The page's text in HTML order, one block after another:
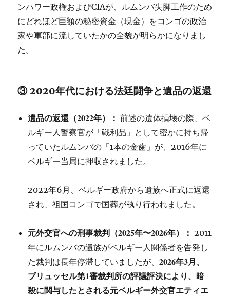
ンハワー政権およびCIAが、ルムンバ失脚工作のため
にどれほど巨額の秘密資金（現金）をコンゴの政治
家や軍部に流していたかの全貌が明らかになりまし
た。
③ 2020年代における法廷闘争と遺品の返還
遺品の返還（2022年）： 前述の遺体損壊の際、ベ
ルギー人警察官が「戦利品」として密かに持ち帰
っていたルムンバの「1本の金歯」が、2016年に
ベルギー当局に押収されました。
2022年6月、ベルギー政府から遺族へ正式に返還
され、祖国コンゴで国葬が執り行われました。
元外交官への刑事裁判（2025年〜2026年）： 2011
年にルムンバの遺族がベルギー人関係者を告発し
た裁判は長年停滞していましたが、2026年3月、
ブリュッセル第1審裁判所の評議評決により、暗
殺に関与したとされる元ベルギー外交官エティエ